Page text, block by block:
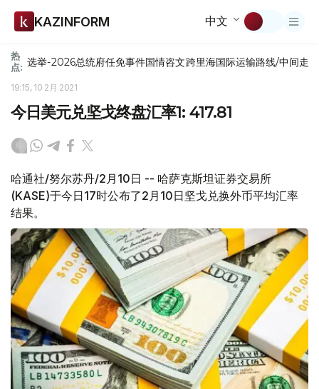
KAZINFORM 中文
热
点: 选举-2026总统府任免事件国情咨文跨里海国际运输路线/中间走廊
19:15, 10 2月 2021
今日美元兑坚戈终盘汇率1: 417.81
哈通社/努尔苏丹/2月10日 -- 哈萨克斯坦证券交易所
(KASE)于今日17时公布了2月10日坚戈兑换外币平均汇率
结果。